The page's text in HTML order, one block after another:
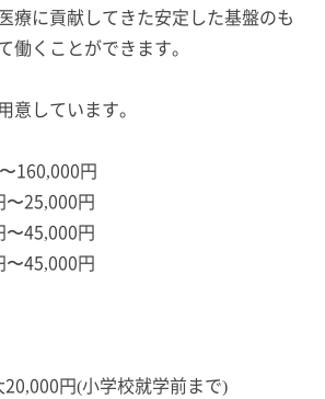
療に貢献してきた安定した基盤のも
働くことができます。
意しています。
160,000円
〜25,000円
45,000円
45,000円
円(小学校就学前まで)